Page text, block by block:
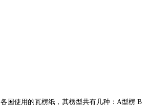
各国 使用的瓦楞纸，其楞型共有几种： A型楞 B